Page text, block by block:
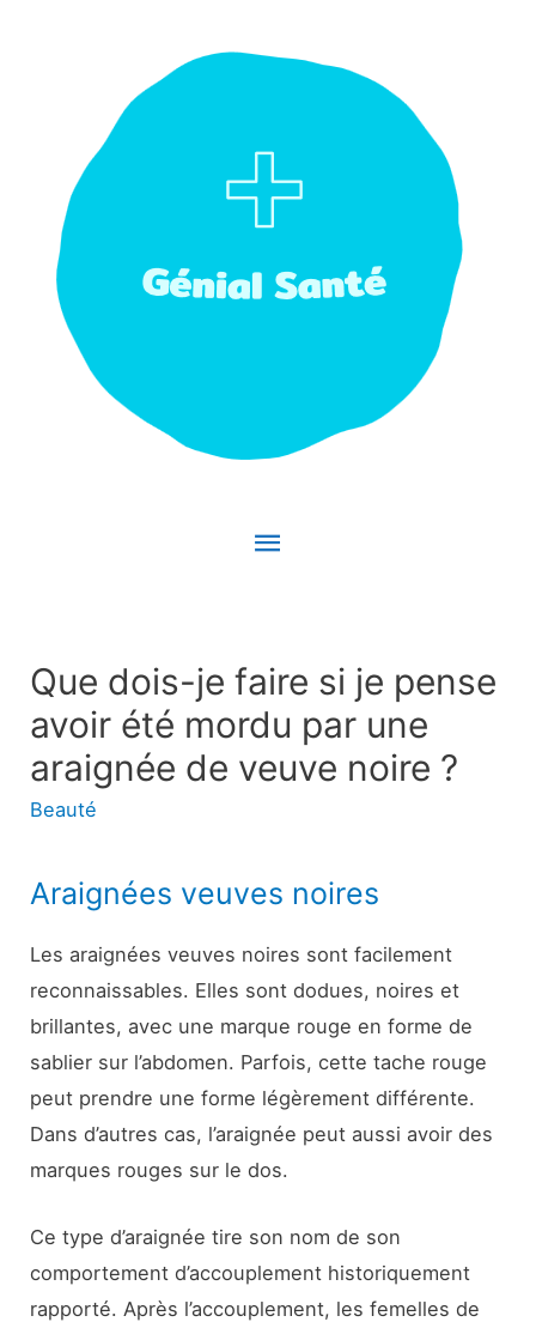
Menu
Que dois-je faire si je pense
avoir été mordu par une
araignée de veuve noire ?
Beauté
Araignées veuves noires
Les araignées veuves noires sont facilement
reconnaissables. Elles sont dodues, noires et
brillantes, avec une marque rouge en forme de
sablier sur l’abdomen. Parfois, cette tache rouge
peut prendre une forme légèrement différente.
Dans d’autres cas, l’araignée peut aussi avoir des
marques rouges sur le dos.
Ce type d’araignée tire son nom de son
comportement d’accouplement historiquement
rapporté. Après l’accouplement, les femelles de